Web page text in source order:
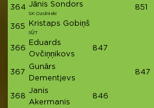
364 Jānis Sondors
SK Ozolnieki
851
365 Kristaps Gobiņš
SŪT
366
Eduards
Ovčiņņikovs
847
367
Gunārs
Dementjevs
847
368
Janis
Akermanis
846